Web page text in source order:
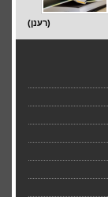
(רענן)